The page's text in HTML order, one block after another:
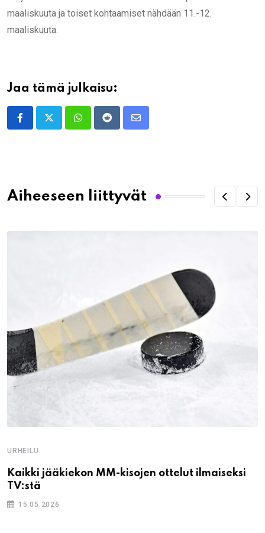
maaliskuuta ja toiset kohtaamiset nähdään 11.-12.
maaliskuuta.
Jaa tämä julkaisu:
WhatsappRedditShare
Aiheeseen liittyvät
URHEILU
Kaikki jääkiekon MM-kisojen ottelut ilmaiseksi
TV:stä
15.05.2026